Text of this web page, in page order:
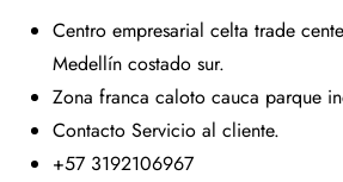
Centro empresarial celta trade
Medellín costado sur.
Zona franca caloto cauca parque
Contacto Servicio al cliente.
+57 3192106967